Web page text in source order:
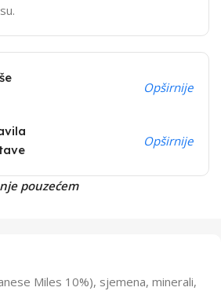
Opširnije
Opširnije
pouzećem
Miles 10%), sjemena, minerali,